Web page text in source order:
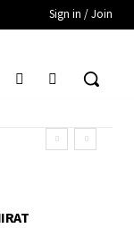
Sign in / Join